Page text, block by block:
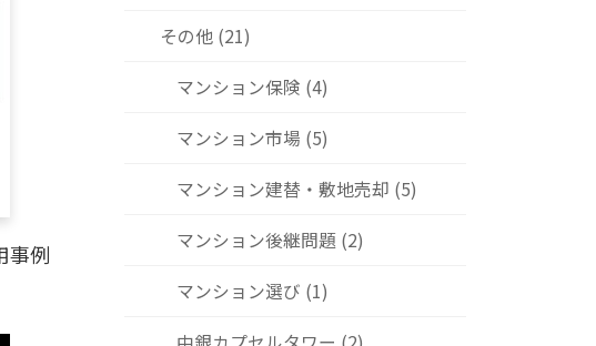
事例
その他 (21)
マンション保険 (4)
マンション市場 (5)
マンション建替・敷地売却 (5)
マンション後継問題 (2)
マンション選び (1)